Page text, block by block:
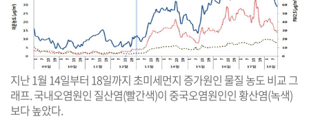
지난 1월 14일부터 18일까지 초미세먼지 증가원인 물질 농도 비교 그
래프. 국내오염원인 질산염(빨간색)이 중국오염원인인 황산염(녹색)
보다 높았다.